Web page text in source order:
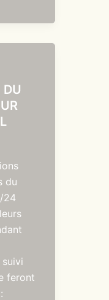
DU
du
24
feront